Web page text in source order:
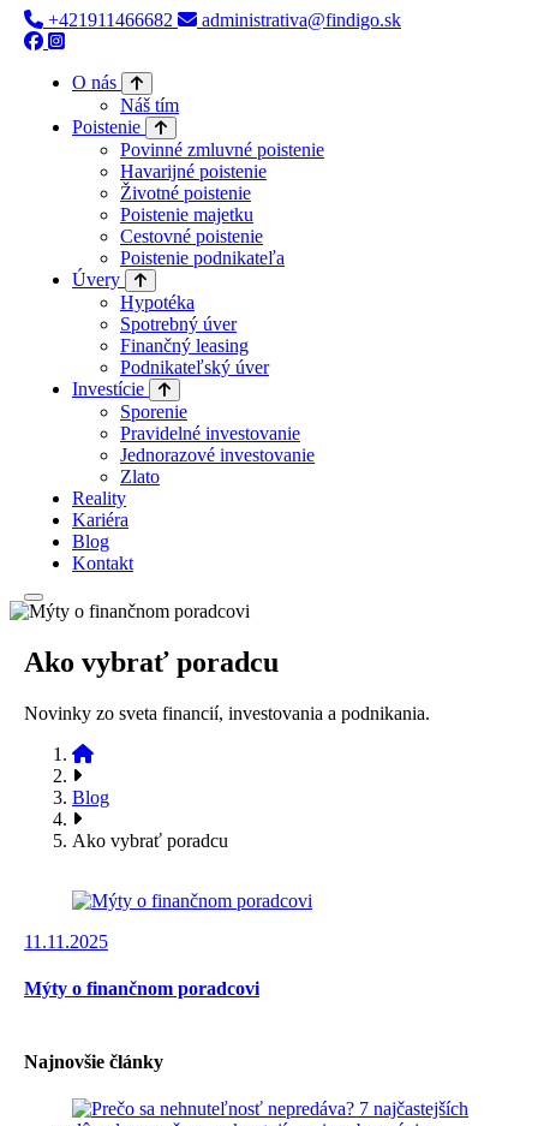
+421911466682 administrativa@findigo.sk
O nás
Náš tím
Poistenie
Povinné zmluvné poistenie
Havarijné poistenie
Životné poistenie
Poistenie majetku
Cestovné poistenie
Poistenie podnikateľa
Úvery
Hypotéka
Spotrebný úver
Finančný leasing
Podnikateľský úver
Investície
Sporenie
Pravidelné investovanie
Jednorazové investovanie
Zlato
Reality
Kariéra
Blog
Kontakt
Ako vybrať poradcu
Novinky zo sveta financií, investovania a podnikania.
Blog
Ako vybrať poradcu
11.11.2025
Mýty o finančnom poradcovi
Najnovšie články